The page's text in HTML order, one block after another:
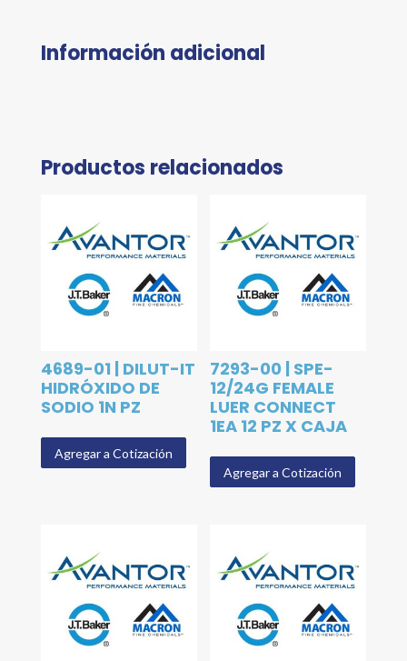
Información adicional
Productos relacionados
4689-01 | DILUT-IT
HIDRÓXIDO DE
SODIO 1N PZ
Agregar a Cotización
7293-00 | SPE-
12/24G FEMALE
LUER CONNECT
1EA 12 PZ X CAJA
Agregar a Cotización